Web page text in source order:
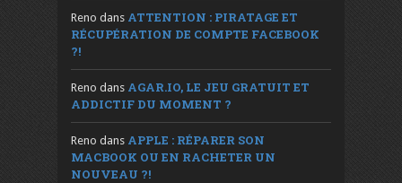
Reno dans ATTENTION : PIRATAGE ET
RÉCUPÉRATION DE COMPTE FACEBOOK
?!
Reno dans AGAR.IO, LE JEU GRATUIT ET
ADDICTIF DU MOMENT ?
Reno dans APPLE : RÉPARER SON
MACBOOK OU EN RACHETER UN
NOUVEAU ?!